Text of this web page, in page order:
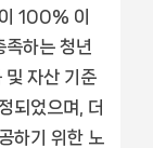
100% 이
하는 청년
및 자산 기준
되었으며, 더
하기 위한 노